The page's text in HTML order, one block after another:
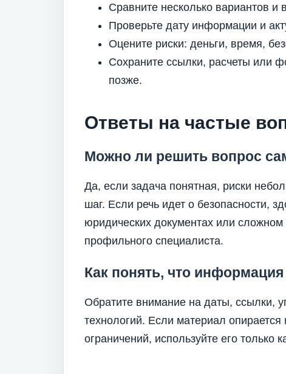
Сравните несколько вариантов и
Проверьте дату информации и
Оцените риски: деньги, время,
Сохраните ссылки, расчеты или
позже.
Ответы на частые
Можно ли решить вопрос
Да, если задача понятная, риски
шаг. Если речь идет о безопасности,
юридических документах или
профильного специалиста.
Как понять, что информация
Обратите внимание на даты, ссылки,
технологий. Если материал
ограничений, используйте его только